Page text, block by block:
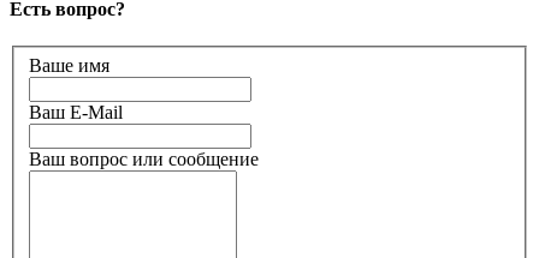
Есть вопрос?
Ваше имя
Ваш E-Mail
Ваш вопрос или сообщение